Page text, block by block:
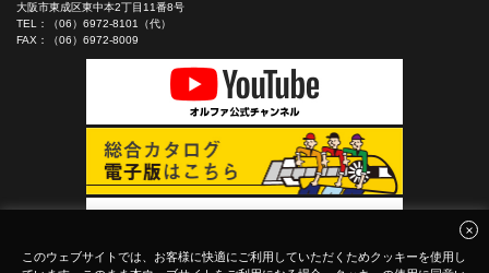
このウェブサイトでは、お客様に快適にご利用していただくためクッキーを使用し
大阪市東成区東中本2丁目11番8号
TEL：
（06）6972-8101（代）
FAX：（06）6972-8009